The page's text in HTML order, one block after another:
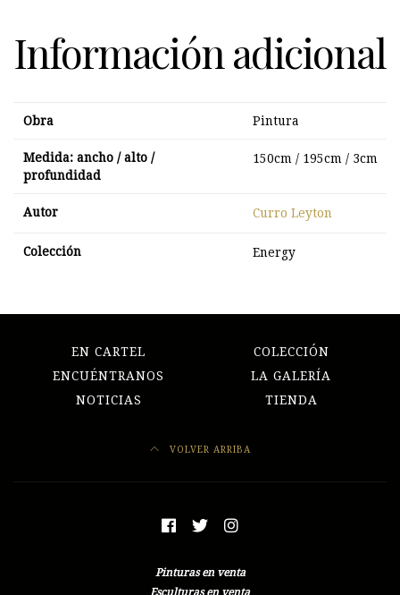
Información adicional
Obra Pintura
Medida: ancho / alto /
profundidad
150cm / 195cm / 3cm
Autor Curro Leyton
Colección Energy
EN CARTEL
COLECCIÓN
ENCUÉNTRANOS
LA GALERÍA
NOTICIAS
TIENDA
VOLVER ARRIBA
Pinturas en venta
Esculturas en venta